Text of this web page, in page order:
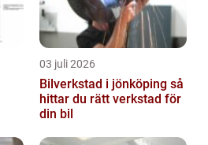
03 juli 2026
Bilverkstad i jönköping så
hittar du rätt verkstad för
din bil